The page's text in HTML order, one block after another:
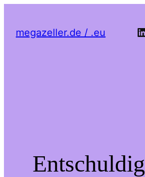
megazeller.de / .eu